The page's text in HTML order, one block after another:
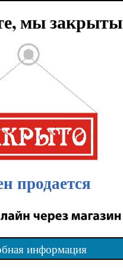
мы закрыты
продается
информация